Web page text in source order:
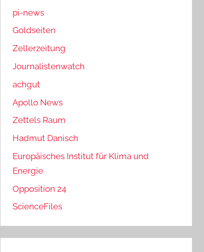
pi-news
Goldseiten
Zellerzeitung
Journalistenwatch
achgut
Apollo News
Zettels Raum
Hadmut Danisch
Europäisches Institut für Klima und
Energie
Opposition 24
ScienceFiles